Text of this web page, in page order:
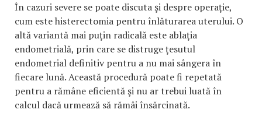
În cazuri severe se poate discuta şi despre operaţie,
cum este histerectomia pentru înlăturarea uterului. O
altă variantă mai puţin radicală este ablaţia
endometrială, prin care se distruge ţesutul
endometrial definitiv pentru a nu mai sângera în
fiecare lună. Această procedură poate fi repetată
pentru a rămâne eficientă şi nu ar trebui luată în
calcul dacă urmează să rămâi însărcinată.